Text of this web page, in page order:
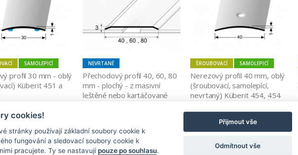
SAMOLEPICÍ
profil 30 mm - oblý
Küberit 451 a
Zobrazit
NEVRTANÉ
Přechodový profil 40, 60, 80
mm - plochý - z masivní
leštěné nebo kartáčované
Zobrazit
ŠROUBOVACÍ SAMOLEPICÍ
Nerezový profil 40 mm, oblý
(šroubovací, samolepící,
nevrtaný) Küberit 454, 454
527,00 Kč
cookies!
stránky používají základní soubory cookie k
fungování a sledovací soubory cookie k
pracujete. Ty se nastavují pouze po souhlasu.
Přijmout vše
Odmítnout vše